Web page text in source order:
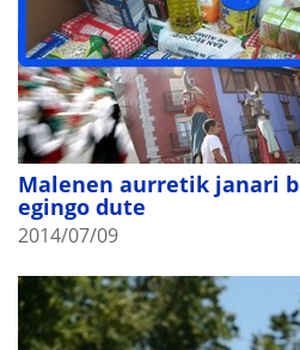
Malenen aurretik janari
egingo dute
2014/07/09